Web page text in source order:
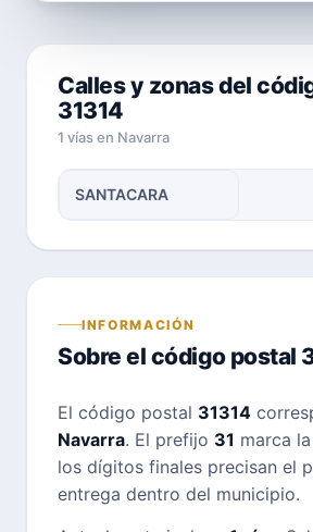
Calles y zonas del
31314
1 vías en Navarra
SANTACARA
INFORMACIÓN
Sobre el código postal
El código postal 31314
Navarra. El prefijo 31 marca
los dígitos finales precisan el
entrega dentro del municipio.